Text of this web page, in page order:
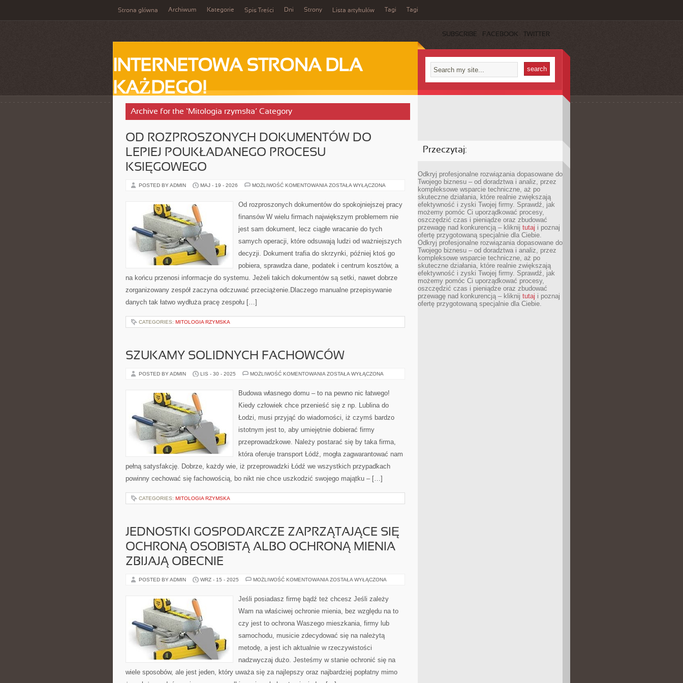
Strona główna Archiwum Kategorie Spis Treści Dni Strony Lista artykułów Tagi Tagi
SUBSCRIBE FACEBOOK TWITTER
INTERNETOWA STRONA DLA
KAŻDEGO!
Archive for the ‘Mitologia rzymska’ Category
OD ROZPROSZONYCH DOKUMENTÓW DO
LEPIEJ POUKŁADANEGO PROCESU
KSIĘGOWEGO
POSTED BY ADMIN MAJ - 19 - 2026 MOŻLIWOŚĆ KOMENTOWANIA OD
LEPIEJ
PROCESU
ZOSTAŁA WYŁĄCZONA
Od rozproszonych dokumentów do spokojniejszej pracy
finansów W wielu firmach największym problemem nie
jest sam dokument, lecz ciągłe wracanie do tych
samych operacji, które odsuwają ludzi od ważniejszych
decyzji. Dokument trafia do skrzynki, później ktoś go
pobiera, sprawdza dane, podatek i centrum kosztów, a
na końcu przenosi informacje do systemu. Jeżeli takich dokumentów są setki, nawet dobrze
zorganizowany zespół zaczyna odczuwać przeciążenie.Dlaczego manualne przepisywanie
danych tak łatwo wydłuża pracę zespołu […]
CATEGORIES: MITOLOGIA RZYMSKA
SZUKAMY SOLIDNYCH FACHOWCÓW
POSTED BY ADMIN LIS - 30 - 2025 MOŻLIWOŚĆ KOMENTOWANIA SZUKAMY
ZOSTAŁA WYŁĄCZONA
Budowa własnego domu – to na pewno nic łatwego!
Kiedy człowiek chce przenieść się z np. Lublina do
Łodzi, musi przyjąć do wiadomości, iż czymś bardzo
istotnym jest to, aby umiejętnie dobierać firmy
przeprowadzkowe. Należy postarać się by taka firma,
która oferuje transport Łódź, mogła zagwarantować nam
pełną satysfakcję. Dobrze, każdy wie, iż przeprowadzki Łódź we wszystkich przypadkach
powinny cechować się fachowością, bo nikt nie chce uszkodzić swojego majątku – […]
CATEGORIES: MITOLOGIA RZYMSKA
JEDNOSTKI GOSPODARCZE ZAPRZĄTAJĄCE SIĘ
OCHRONĄ OSOBISTĄ ALBO OCHRONĄ MIENIA
ZBIJAJĄ OBECNIE
POSTED BY ADMIN WRZ - 15 - 2025 MOŻLIWOŚĆ KOMENTOWANIA JEDNOSTKI
SIĘ
OCHRONĄ
ALBO
MIENIA
OBECNIE
ZOSTAŁA WYŁĄCZONA
Jeśli posiadasz firmę bądź też chcesz Jeśli zależy
Wam na właściwej ochronie mienia, bez względu na to
czy jest to ochrona Waszego mieszkania, firmy lub
samochodu, musicie zdecydować się na należytą
metodę, a jest ich aktualnie w rzeczywistości
nadzwyczaj dużo. Jesteśmy w stanie ochronić się na
wiele sposobów, ale jest jeden, który uważa się za najlepszy oraz najbardziej popłatny mimo
Przeczytaj:
Odkryj profesjonalne rozwiązania dopasowane do
Twojego biznesu – od doradztwa i analiz, przez
kompleksowe wsparcie techniczne, aż po
skuteczne działania, które realnie zwiększają
efektywność i zyski Twojej firmy. Sprawdź, jak
możemy pomóc Ci uporządkować procesy,
oszczędzić czas i pieniądze oraz zbudować
przewagę nad konkurencją – kliknij tutaj i poznaj
ofertę przygotowaną specjalnie dla Ciebie.
Odkryj profesjonalne rozwiązania dopasowane do
Twojego biznesu – od doradztwa i analiz, przez
kompleksowe wsparcie techniczne, aż po
skuteczne działania, które realnie zwiększają
efektywność i zyski Twojej firmy. Sprawdź, jak
możemy pomóc Ci uporządkować procesy,
oszczędzić czas i pieniądze oraz zbudować
przewagę nad konkurencją – kliknij tutaj i poznaj
ofertę przygotowaną specjalnie dla Ciebie.